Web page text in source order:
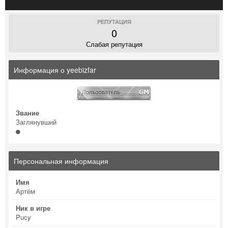
РЕПУТАЦИЯ
0
Слабая репутация
Информация о yeebizfar
Звание
Заглянувший
Персональная информация
Имя
Артём
Ник в игре
Pucy